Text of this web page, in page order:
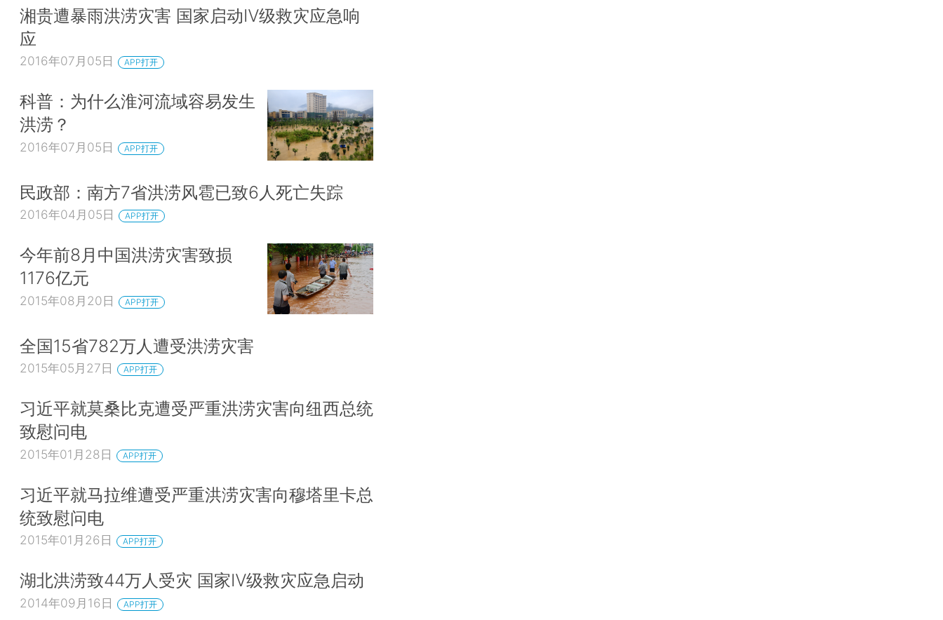
湘贵遭暴雨洪涝灾害 国家启动Ⅳ级救灾应急响
应
2016年07月05日 APP打开
科普：为什么淮河流域容易发生
洪涝？
2016年07月05日 APP打开
民政部：南方7省洪涝风雹已致6人死亡失踪
2016年04月05日 APP打开
今年前8月中国洪涝灾害致损
1176亿元
2015年08月20日 APP打开
全国15省782万人遭受洪涝灾害
2015年05月27日 APP打开
习近平就莫桑比克遭受严重洪涝灾害向纽西总统
致慰问电
2015年01月28日 APP打开
习近平就马拉维遭受严重洪涝灾害向穆塔里卡总
统致慰问电
2015年01月26日 APP打开
湖北洪涝致44万人受灾 国家Ⅳ级救灾应急启动
2014年09月16日 APP打开